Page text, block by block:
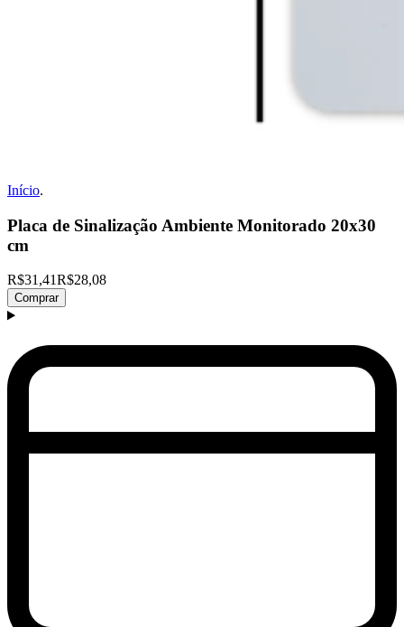
Início.
Placa de Sinalização Ambiente Monitorado 20x30
cm
R$31,41R$28,08
Comprar